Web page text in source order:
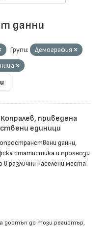
данни
Групи:
Демография
приведена
единици
данни,
статистика и прогнози
различни населени места
достъп до този регистър,